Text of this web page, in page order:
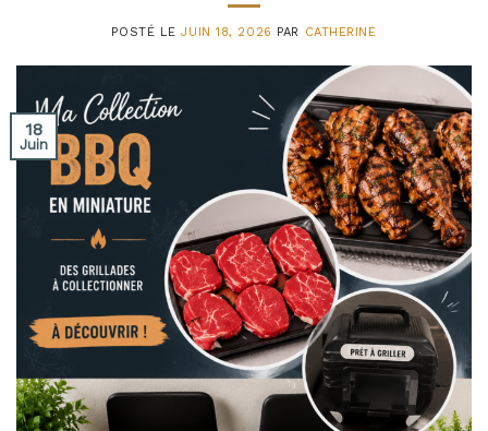
POSTÉ LEJUIN 18, 2026 PAR CATHERINE
18
Juin